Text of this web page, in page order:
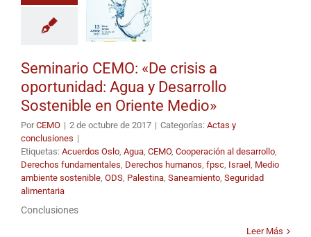
Seminario CEMO: «De crisis a
oportunidad: Agua y Desarrollo
Sostenible en Oriente Medio»
PorCEMO | 2 de octubre de 2017 | Categorías: Actas y
conclusiones |
Etiquetas: Acuerdos Oslo, Agua, CEMO, Cooperación al desarrollo,
Derechos fundamentales, Derechos humanos, fpsc, Israel , Medio
ambiente sostenible, ODS, Palestina, Saneamiento, Seguridad
alimentaria
Conclusiones
Leer Más